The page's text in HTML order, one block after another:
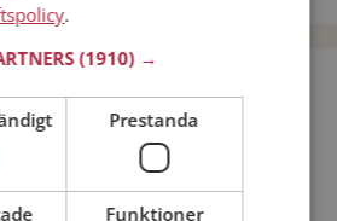
utan kostnad!
Kvinna
.
(1910) →
Prestanda
Funktioner